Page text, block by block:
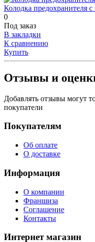
Колодка предохранителя
0
Под заказ
В закладки
К сравнению
Купить
Отзывы и
Добавлять отзывы могут
покупатели
Покупателям
Об оплате
О доставке
Информация
О компании
Франшиза
Соглашение
Контакты
Интернет магазин